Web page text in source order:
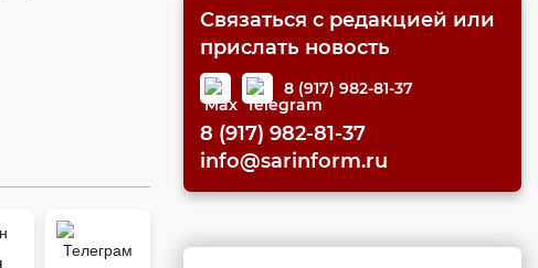
Связаться с редакцией или
прислать новость
8 (917) 982-81-37
8 (917) 982-81-37
info@sarinform.ru